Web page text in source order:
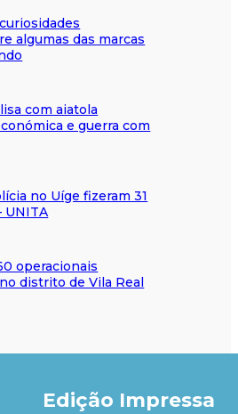
algumas das marcas
com aiatola
e guerra com
no Uíge fizeram 31
UNITA
operacionais
distrito de Vila Real
Edição Impressa